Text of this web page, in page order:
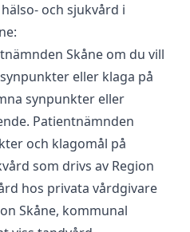
och sjukvård i
Skåne om du vill
eller klaga på
synpunkter eller
Patientnämnden
och klagomål på
som drivs av Region
hos privata vårdgivare
Skåne, kommunal